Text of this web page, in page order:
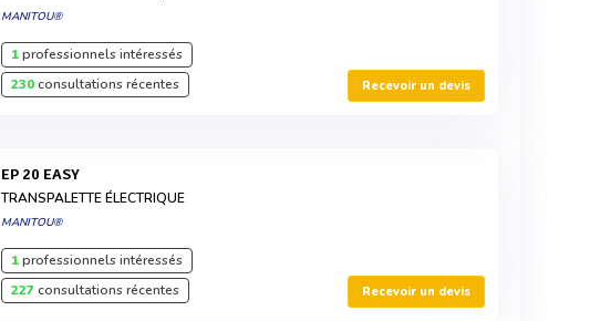
MANITOU®
1professionnels intéressés
230consultations récentes Recevoir un devis
EP 20 EASY
TRANSPALETTE ÉLECTRIQUE
MANITOU®
1professionnels intéressés
227consultations récentes Recevoir un devis